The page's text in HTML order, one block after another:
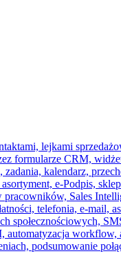
lejkami
formularze CRM,
zadania, kalendarz,
e-Podpis,
Sales
telefonia, e-mail,
społecznościowych,
automatyzacja workflow,
podsumowanie